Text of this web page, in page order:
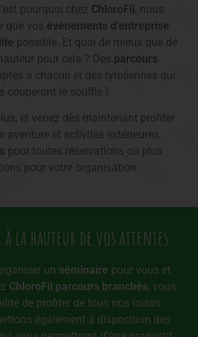
pourquoi chez ChloroFil, nous
que vos événements d’entreprise
possible. Et quoi de mieux que de
pour cela ? Des parcours
à chacun et des tyroliennes qui
couperont le souffle !
et venez dès maintenant profiter
aventure et activités extérieures.
pour toutes réservations ou plus
pour votre organisation.
la hauteur de vos attentes
un séminaire pour vous et
ChloroFil parcours branchés, vous
de profiter de tous nos loisirs
également à disposition des